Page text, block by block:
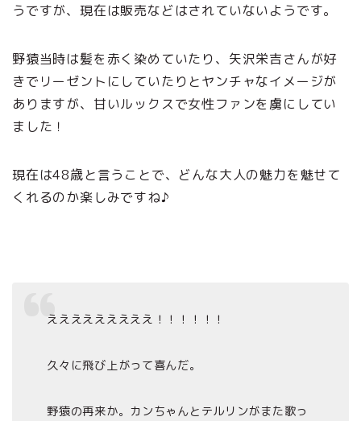
うですが、現在は販売などはされていないようです。
野猿当時は髪を赤く染めていたり、矢沢栄吉さんが好
きでリーゼントにしていたりとヤンチャなイメージが
ありますが、甘いルックスで女性ファンを虜にしてい
ました！
現在は48歳と言うことで、どんな大人の魅力を魅せて
くれるのか楽しみですね♪
えええええええええ！！！！！！
久々に飛び上がって喜んだ。
野猿の再来か。カンちゃんとテルリンがまた歌っ